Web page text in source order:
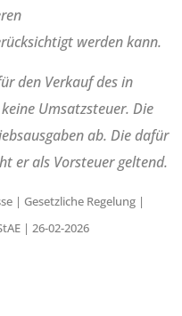
werden kann.
den Verkauf des in
Umsatzsteuer. Die
ab. Die dafür
er als Vorsteuer geltend.
| Gesetzliche Regelung |
| 26-02-2026